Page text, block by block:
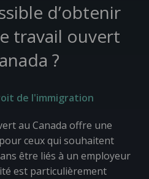
d’obtenir
travail ouvert
?
de l'immigration
au Canada offre une
ceux qui souhaitent
être liés à un employeur
est particulièrement